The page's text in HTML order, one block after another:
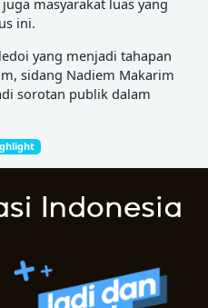
masyarakat luas yang
ini.
yang menjadi tahapan
sidang Nadiem Makarim
sorotan publik dalam